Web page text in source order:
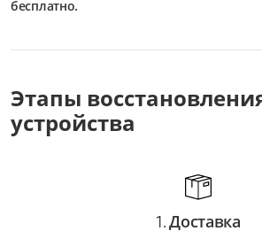
бесплатно.
Этапы
устройства
1.Доставка